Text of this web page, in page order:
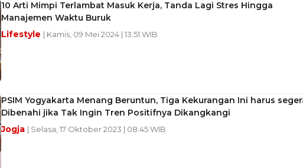
10 Arti Mimpi Terlambat Masuk Kerja, Tanda Lagi Stres Hingga
Manajemen Waktu Buruk
Lifestyle | Kamis, 09 Mei 2024 | 13:51 WIB
PSIM Yogyakarta Menang Beruntun, Tiga Kekurangan Ini harus
Dibenahi jika Tak Ingin Tren Positifnya Dikangkangi
Jogja | Selasa, 17 Oktober 2023 | 08:45 WIB